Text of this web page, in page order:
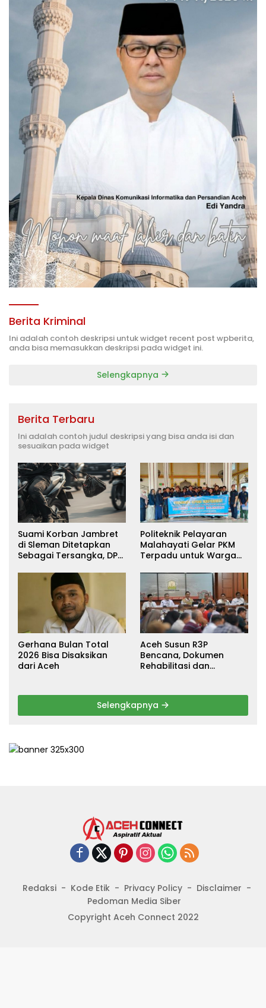
Berita Kriminal
Ini adalah contoh deskripsi untuk widget recent post wpberita,
anda bisa memasukkan deskripsi pada widget ini.
Selengkapnya
Berita Terbaru
Ini adalah contoh judul deskripsi yang bisa anda isi dan
sesuaikan pada widget
Suami Korban Jambret
di Sleman Ditetapkan
Sebagai Tersangka, DPR
Keadilan
Politeknik Pelayaran
Malahayati Gelar PKM
Terpadu untuk Warga
Pidie Jaya
Gerhana Bulan Total
2026 Bisa Disaksikan
dari Aceh
Aceh Susun R3P
Bencana, Dokumen
Rehabilitasi dan
Selengkapnya
Redaksi Kode Etik Privacy Policy
Disclaimer
Pedoman Media Siber
Copyright Aceh Connect 2022